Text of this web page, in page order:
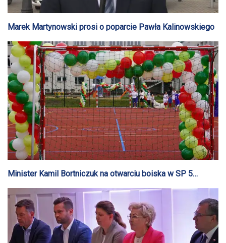
Marek Martynowski prosi o poparcie Pawła Kalinowskiego
Minister Kamil Bortniczuk na otwarciu boiska w SP 5
[FOTO+AUDIO]